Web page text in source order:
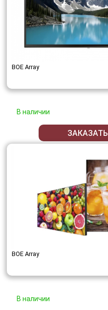
BOE Array
В наличии
ЗАКАЗАТЬ
BOE Array
В наличии